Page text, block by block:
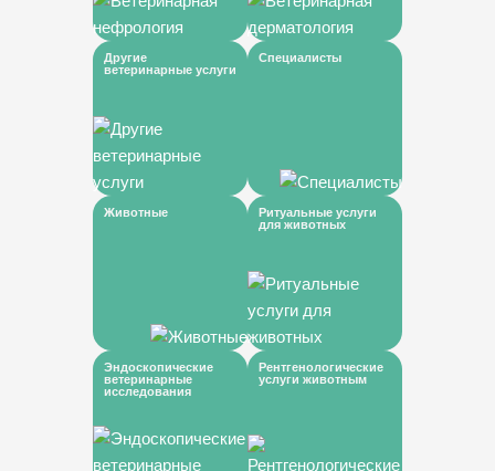
Другие
ветеринарные услуги
Специалисты
Животные
Ритуальные услуги
для животных
Эндоскопические
ветеринарные
исследования
Рентгенологические
услуги животным